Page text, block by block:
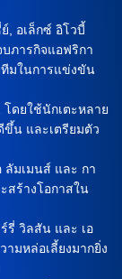
, อเล็กซ์ อิโวบี้
ภารกิจแอฟริกา
มในการแข่งขัน
ดยใช้นักเตะหลาย
น และเตรียมตัว
ลัมเมนส์ และ กา
สร้างโอกาสใน
รี่ วิลสัน และ เอ
มหล่อเลี้ยงมากยิ่ง